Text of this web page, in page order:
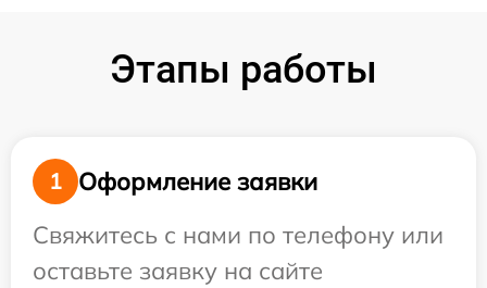
Этапы работы
1
Оформление заявки
Свяжитесь с нами по телефону или
оставьте заявку на сайте